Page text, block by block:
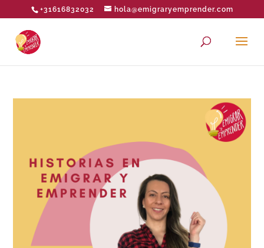
+31616832032 hola@emigraryemprender.com